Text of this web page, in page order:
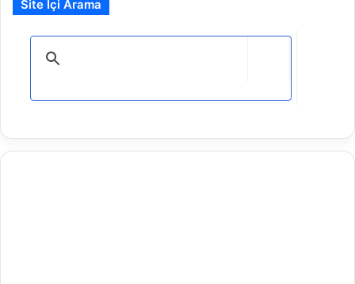
Site İçi Arama